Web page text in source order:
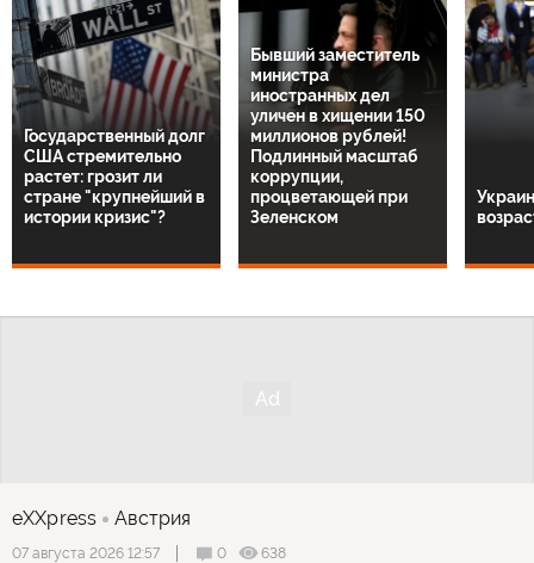
Государственный долг
США стремительно
растет: грозит ли
стране "крупнейший в
истории кризис"?
Бывший заместитель
министра
иностранных дел
уличен в хищении 150
миллионов рублей!
Подлинный масштаб
коррупции,
процветающей при
Зеленском
eXXpress Австрия
07 августа 2026 12:57 0
638